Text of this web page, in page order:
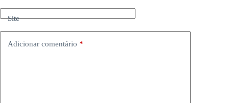
Site
Adicionar comentário *